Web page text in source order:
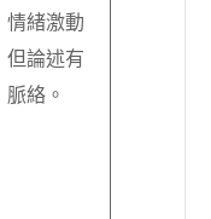
情緒激動
但論述有
脈絡。